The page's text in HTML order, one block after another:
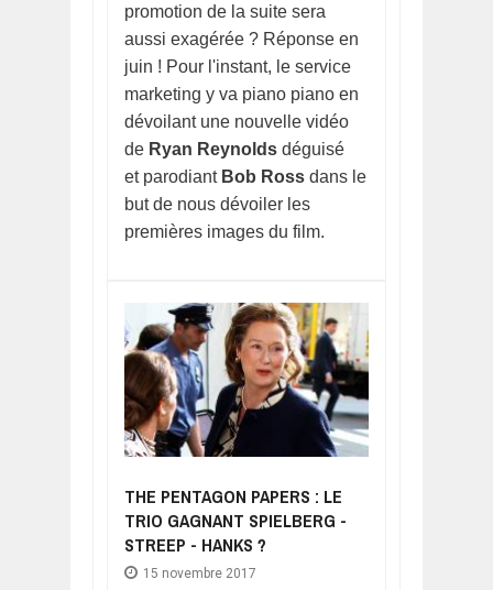
promotion de la suite sera
aussi exagérée ? Réponse en
juin ! Pour l'instant, le service
marketing y va piano piano en
dévoilant une nouvelle vidéo
de Ryan Reynolds déguisé
et parodiant Bob Ross dans le
but de nous dévoiler les
premières images du film.
THE PENTAGON PAPERS : LE
TRIO GAGNANT SPIELBERG -
STREEP - HANKS ?
15 novembre 2017